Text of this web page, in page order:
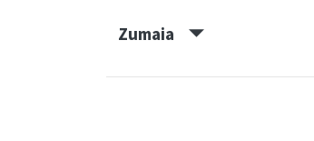
Zumaia